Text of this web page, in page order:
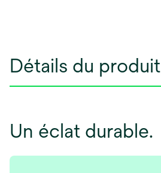
Détails du produit
Un éclat durable.